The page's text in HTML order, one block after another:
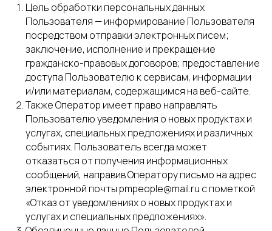
Цель обработки персональных данных
Пользователя — информирование Пользователя
посредством отправки электронных писем;
заключение, исполнение и прекращение
гражданско-правовых договоров; предоставление
доступа Пользователю к сервисам, информации
и/или материалам, содержащимся на веб-сайте.
Также Оператор имеет право направлять
Пользователю уведомления о новых продуктах и
услугах, специальных предложениях и различных
событиях. Пользователь всегда может
отказаться от получения информационных
сообщений, направив Оператору письмо на адрес
электронной почты pmpeople@mail.ru с пометкой
«Отказ от уведомлениях о новых продуктах и
услугах и специальных предложениях».